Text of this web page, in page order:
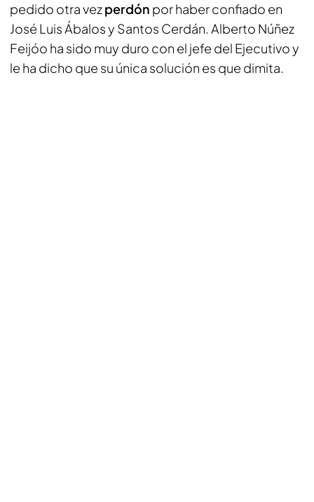
pedido otra vezperdón por haber confiado en
José Luis Ábalos y Santos Cerdán. Alberto Núñez
Feijóo ha sido muy duro con el jefe del Ejecutivo y
le ha dicho que su única solución es que dimita.